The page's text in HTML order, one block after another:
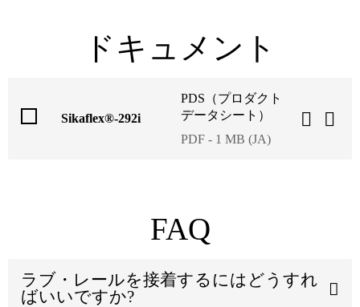
ドキュメント
Sikaflex®-292i
PDS（プロダクト
データシート）
PDF - 1 MB (JA)
FAQ
ラブ・レールを接着するにはどうすれ
ばいいですか?